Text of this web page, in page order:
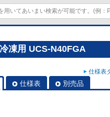
凍用 UCS-N40FGA
仕様表
仕様表 別売品